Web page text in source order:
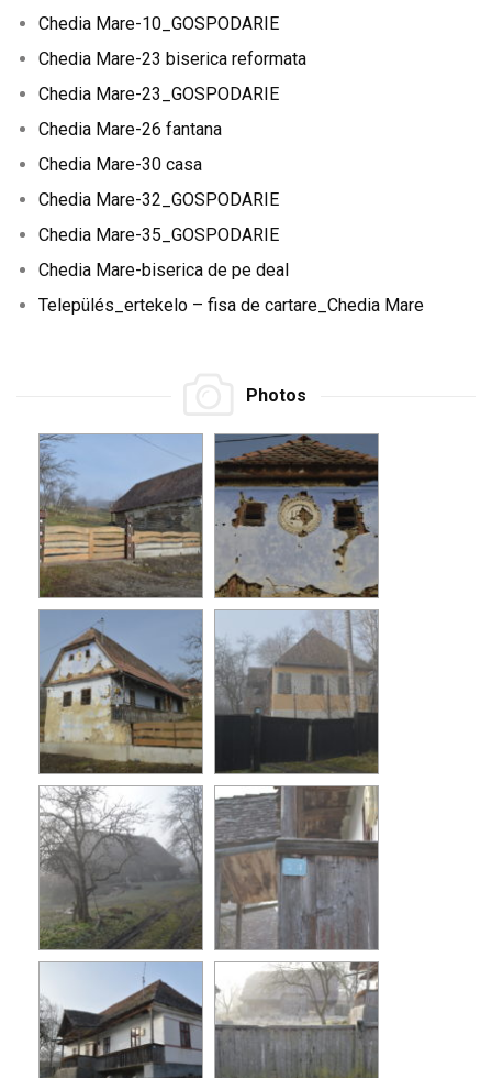
Chedia Mare-10_GOSPODARIE
Chedia Mare-23 biserica reformata
Chedia Mare-23_GOSPODARIE
Chedia Mare-26 fantana
Chedia Mare-30 casa
Chedia Mare-32_GOSPODARIE
Chedia Mare-35_GOSPODARIE
Chedia Mare-biserica de pe deal
Település_ertekelo – fisa de cartare_Chedia Mare
Photos